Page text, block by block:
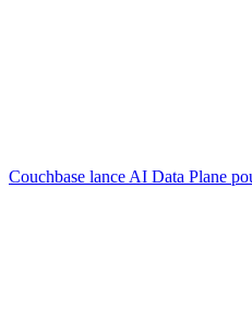
Couchbase lance AI Data Plane